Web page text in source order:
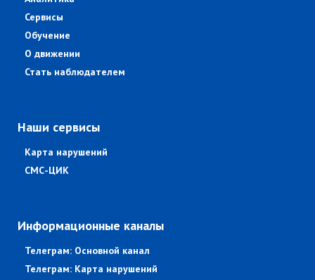
Сервисы
Обучение
О движении
Стать наблюдателем
Наши сервисы
Карта нарушений
СМС-ЦИК
Информационные каналы
Телеграм: Основной канал
Телеграм: Карта нарушений